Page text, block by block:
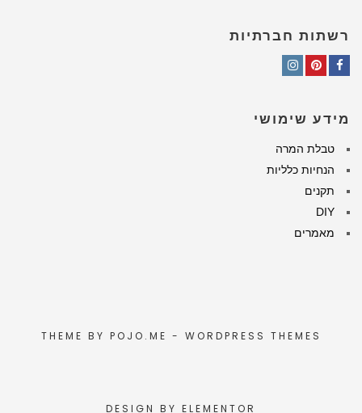
רשתות חברתיות
מידע שימושי
טבלת המרה
הנחיות כלליות
תקנים
DIY
מאמרים
THEME BY POJO.ME - WORDPRESS THEMES
DESIGN BY ELEMENTOR